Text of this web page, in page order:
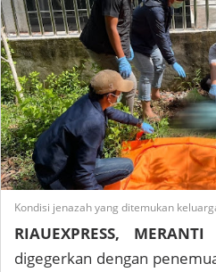
Kondisi jenazah yang ditemukan
RIAUEXPRESS, MERANTI
digegerkan dengan